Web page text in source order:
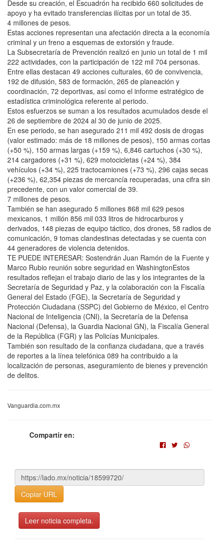
Desde su creación, el Escuadrón ha recibido 660 solicitudes de
apoyo y ha evitado transferencias ilícitas por un total de 35.
4 millones de pesos.
Estas acciones representan una afectación directa a la economía
criminal y un freno a esquemas de extorsión y fraude.
La Subsecretaría de Prevención realizó en junio un total de 1 mil
222 actividades, con la participación de 122 mil 704 personas.
Entre ellas destacan 49 acciones culturales, 60 de convivencia,
192 de difusión, 583 de formación, 265 de planeación y
coordinación, 72 deportivas, así como el informe estratégico de
estadística criminológica referente al periodo.
Estos esfuerzos se suman a los resultados acumulados desde el
26 de septiembre de 2024 al 30 de junio de 2025.
En ese periodo, se han asegurado 211 mil 492 dosis de drogas
(valor estimado: más de 18 millones de pesos), 150 armas cortas
(+50 %), 150 armas largas (+159 %), 6,846 cartuchos (+30 %),
214 cargadores (+31 %), 629 motocicletas (+24 %), 384
vehículos (+34 %), 225 tractocamiones (+73 %), 296 cajas secas
(+236 %), 62,354 piezas de mercancía recuperadas, una cifra sin
precedente, con un valor comercial de 39.
7 millones de pesos.
También se han asegurado 5 millones 868 mil 629 pesos
mexicanos, 1 millón 856 mil 033 litros de hidrocarburos y
derivados, 148 piezas de equipo táctico, dos drones, 58 radios de
comunicación, 9 tomas clandestinas detectadas y se cuenta con
44 generadores de violencia detenidos.
TE PUEDE INTERESAR: Sostendrán Juan Ramón de la Fuente y
Marco Rubio reunión sobre seguridad en WashingtonEstos
resultados reflejan el trabajo diario de las y los integrantes de la
Secretaría de Seguridad y Paz, y la colaboración con la Fiscalía
General del Estado (FGE), la Secretaría de Seguridad y
Protección Ciudadana (SSPC) del Gobierno de México, el Centro
Nacional de Inteligencia (CNI), la Secretaría de la Defensa
Nacional (Defensa), la Guardia Nacional GN), la Fiscalía General
de la República (FGR) y las Policías Municipales.
También son resultado de la confianza ciudadana, que a través
de reportes a la línea telefónica 089 ha contribuido a la
localización de personas, aseguramiento de bienes y prevención
de delitos.
Vanguardia.com.mx
Compartir en:
Copiar URL
Leer noticia completa.